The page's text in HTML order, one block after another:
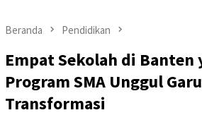
Beranda Pendidikan
Empat Sekolah di Banten
Program SMA Unggul
Transformasi